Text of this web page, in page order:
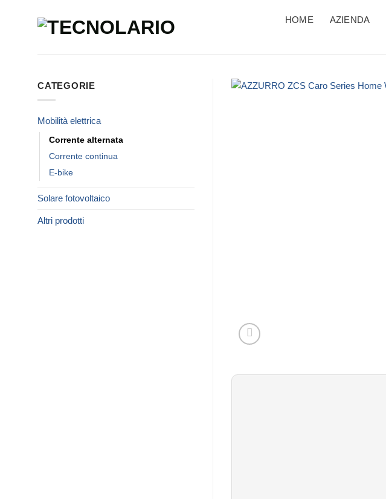
HOME AZIENDA
CATEGORIE
Mobilità elettrica
Corrente alternata
Corrente continua
E-bike
Solare fotovoltaico
Altri prodotti